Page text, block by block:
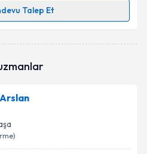
Talep Et
Talebi
randevu almanız için bir